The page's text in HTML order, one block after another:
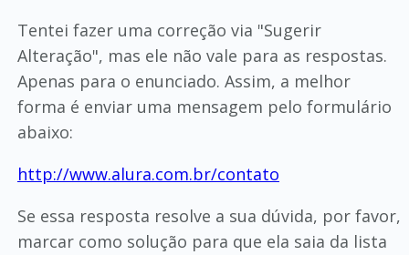
Tentei fazer uma correção via "Sugerir
Alteração", mas ele não vale para as respostas.
Apenas para o enunciado. Assim, a melhor
forma é enviar uma mensagem pelo formulário
abaixo:
http://www.alura.com.br/contato
Se essa resposta resolve a sua dúvida, por favor,
marcar como solução para que ela saia da lista